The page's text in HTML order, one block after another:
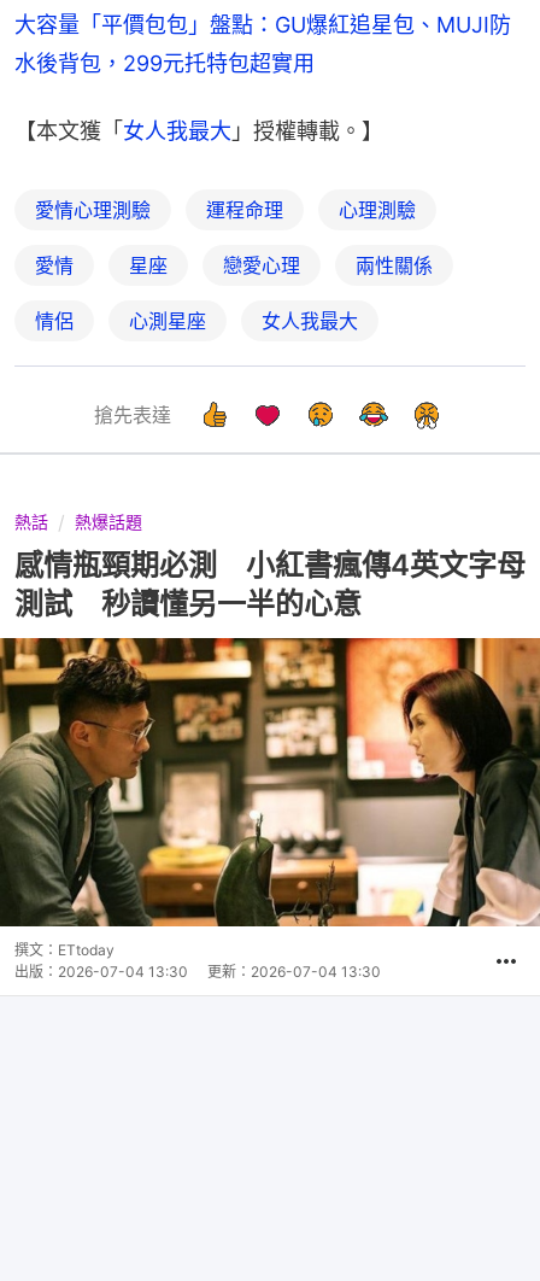
大容量「平價包包」盤點：GU爆紅追星包、MUJI防
水後背包，299元托特包超實用
【本文獲「 女人我最大 」授權轉載。】
愛情心理測驗 運程命理 心理測驗
愛情 星座 戀愛心理 兩性關係
情侶 心測星座 女人我最大
搶先表達
熱話 熱爆話題
感情瓶頸期必測 小紅書瘋傳4英文字母
測試 秒讀懂另一半的心意
撰文： ETtoday
出版： 2026-07-04 13:30 更新： 2026-07-04 13:30